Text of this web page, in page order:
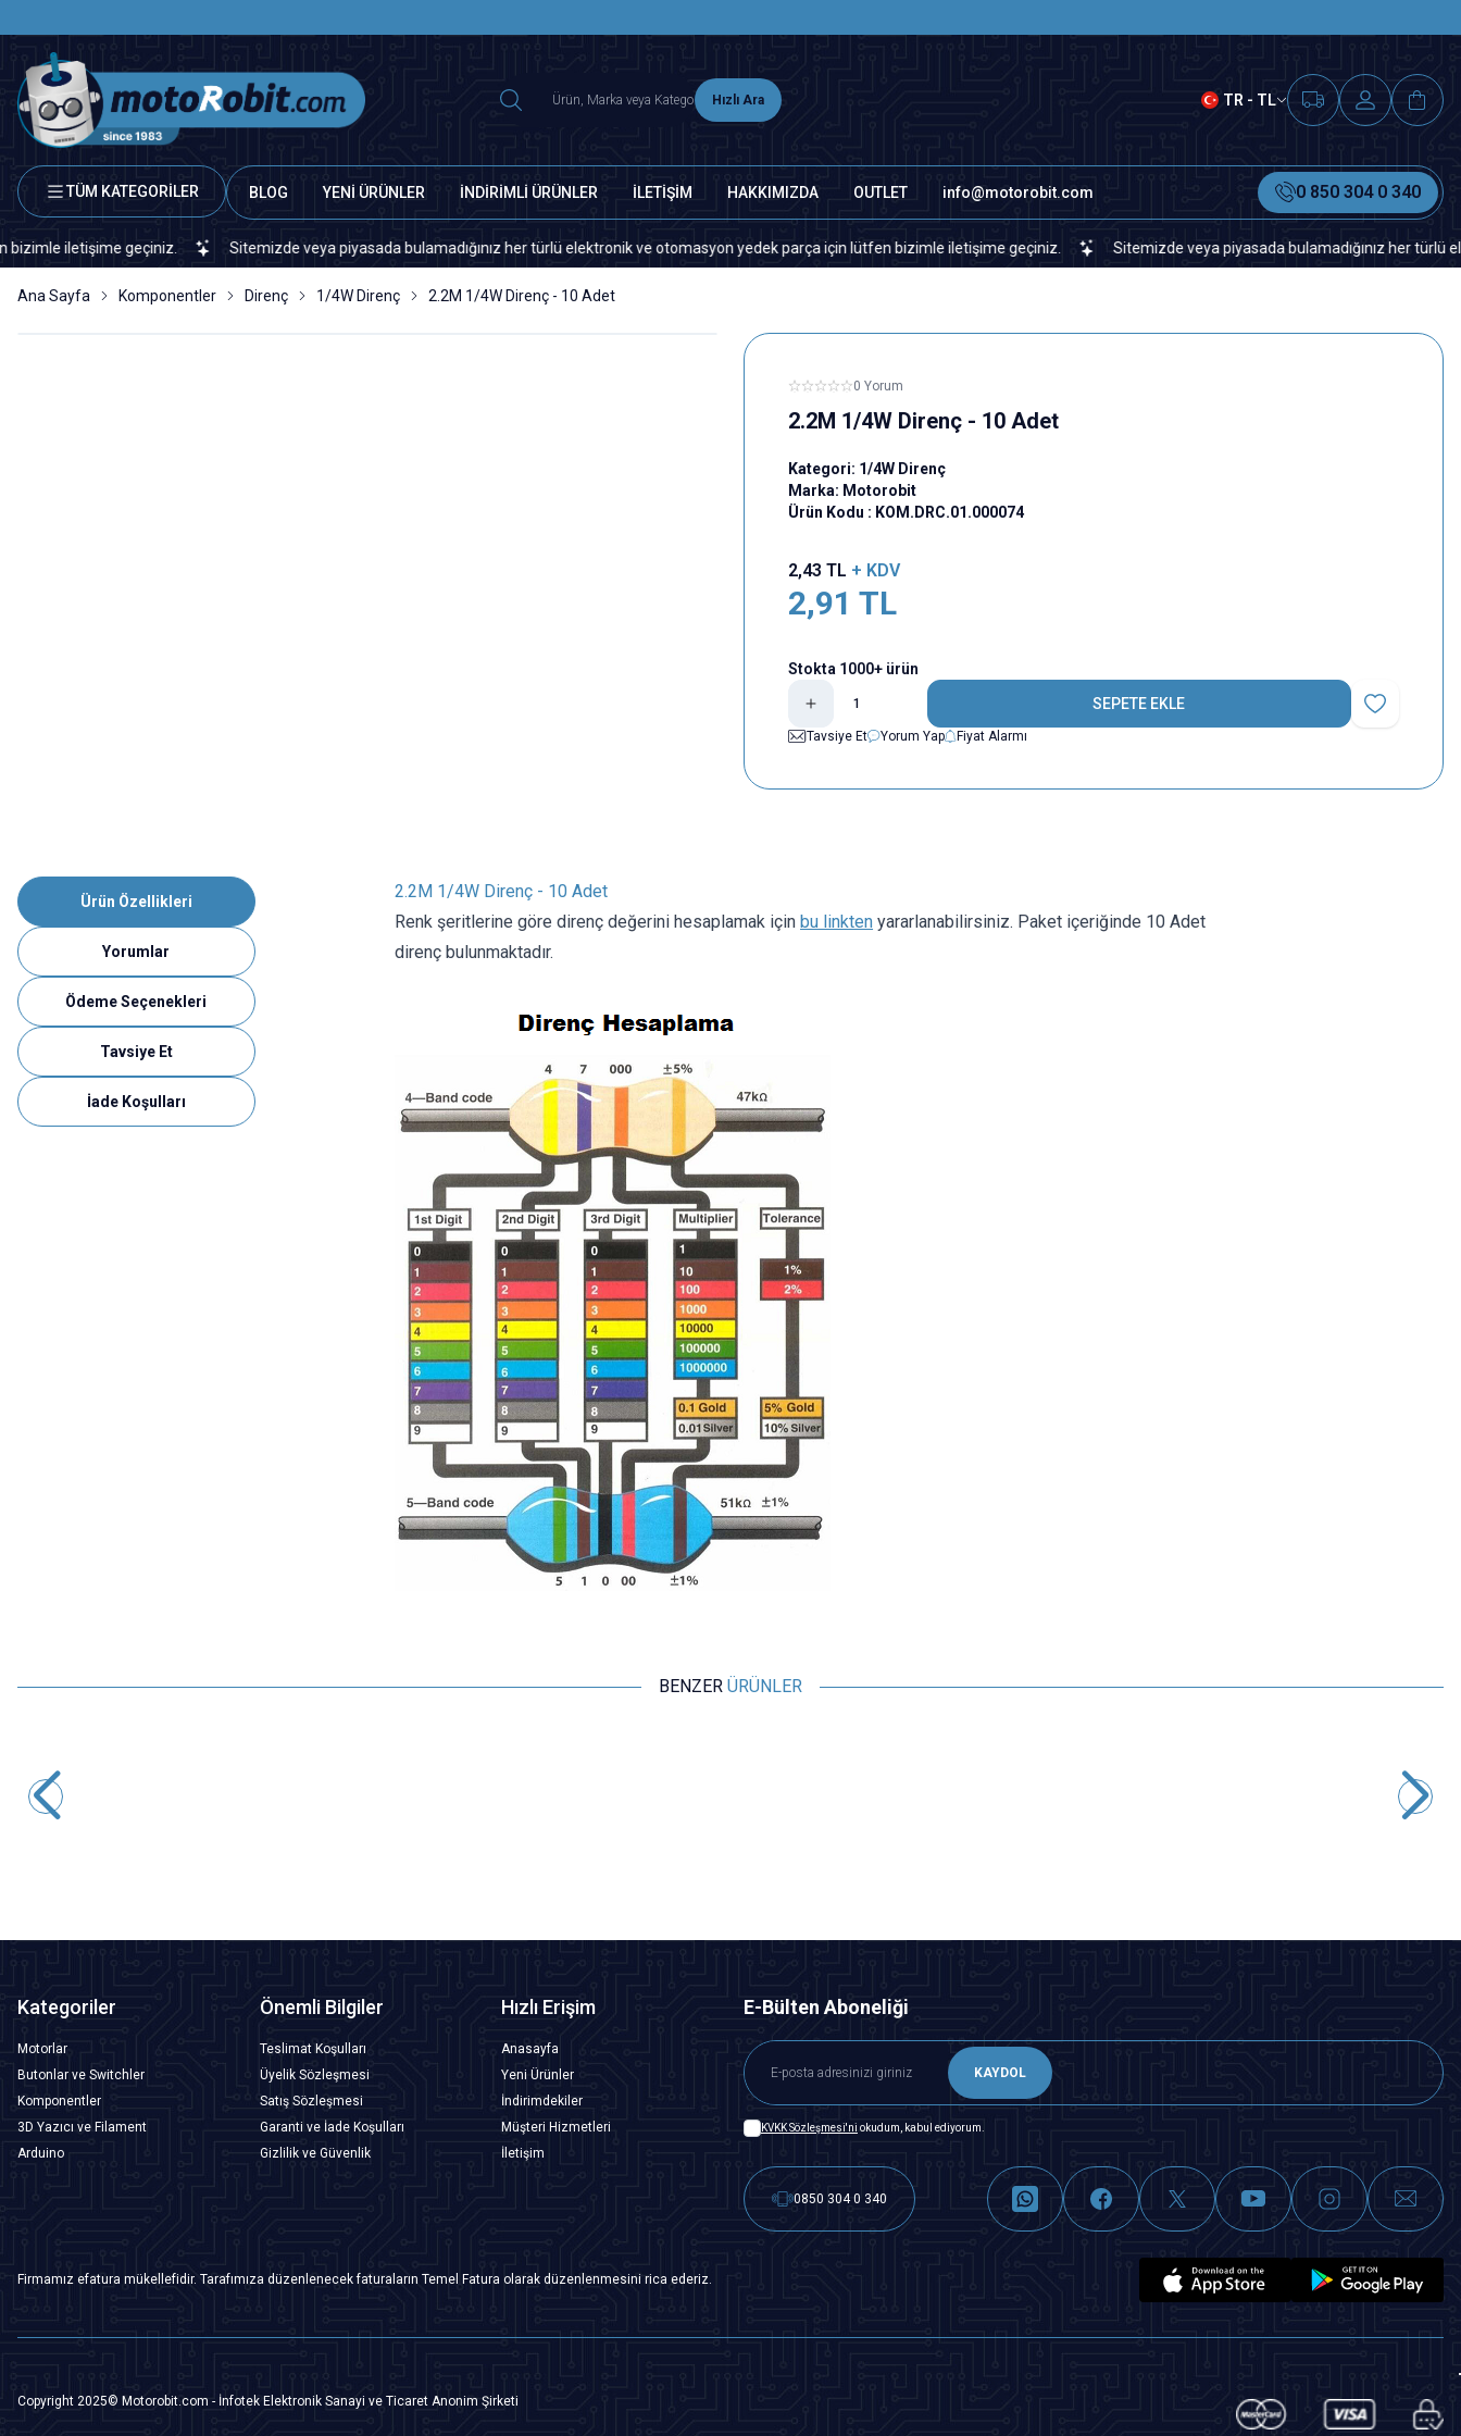
Hızlı Ara TR - TL
TÜM KATEGORİLER BLOG YENİ ÜRÜNLER İNDİRİMLİ ÜRÜNLER İLETİŞİM HAKKIMIZDA OUTLET info@motorobit.com 0 850 304 0 340
geçiniz. Sitemizde veya piyasada bulamadığınız her türlü elektronik ve otomasyon yedek parça için lütfen bizimle iletişime geçiniz. Sitemizde veya piyasada bulamadığınız her türlü
Ana Sayfa Komponentler Direnç 1/4W Direnç 2.2M 1/4W Direnç - 10 Adet
0 Yorum
2.2M 1/4W Direnç - 10 Adet
Kategori: 1/4W Direnç
Marka: Motorobit
Ürün Kodu : KOM.DRC.01.000074
2,43 TL + KDV
2,91 TL
Stokta 1000+ ürün
SEPETE EKLE
Favoriye Ekle
Tavsiye Et
Yorum Yap Fiyat Alarmı
Ürün Özellikleri
Yorumlar
Ödeme Seçenekleri
Tavsiye Et
İade Koşulları
2.2M 1/4W Direnç - 10 Adet
Renk şeritlerine göre direnç değerini hesaplamak için bu linkten yararlanabilirsiniz. Paket içeriğinde 10 Adet
direnç bulunmaktadır.
BENZER ÜRÜNLER
Kategoriler
Motorlar
Butonlar ve Switchler
Komponentler
3D Yazıcı ve Filament
Arduino
Önemli Bilgiler
Teslimat Koşulları
Üyelik Sözleşmesi
Satış Sözleşmesi
Garanti ve İade Koşulları
Gizlilik ve Güvenlik
Hızlı Erişim
Anasayfa
Yeni Ürünler
İndirimdekiler
Müşteri Hizmetleri
İletişim
E-Bülten Aboneliği
KAYDOL
KVKK Sözleşmesi'ni okudum, kabul ediyorum.
0850 304 0 340
Firmamız efatura mükellefidir. Tarafımıza düzenlenecek faturaların Temel Fatura olarak düzenlenmesini rica ederiz.
Copyright 2025© Motorobit.com - İnfotek Elektronik Sanayi ve Ticaret Anonim Şirketi